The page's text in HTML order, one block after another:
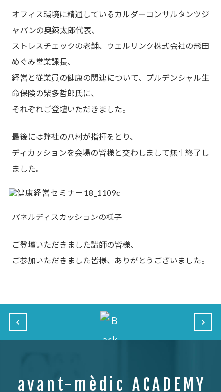
オフィス環境に精通しているカルダーコンサルタンツジ
ャパンの奥錬太郎代表、
ストレスチェックの老舗、ウェルリンク株式会社の飛田
めぐみ営業課長、
経営と従業員の健康の関連について、プルデンシャル生
命保険の柴多哲郎氏に、
それぞれご登壇いただきました。
最後には弊社の八村が指揮をとり、
ディカッションを会場の皆様と交わしまして無事終了し
ました。
パネルディスカッションの様子
ご登壇いただきました講師の皆様、
ご参加いただきました皆様、ありがとうございました。
avant-mèdic ACADEMY